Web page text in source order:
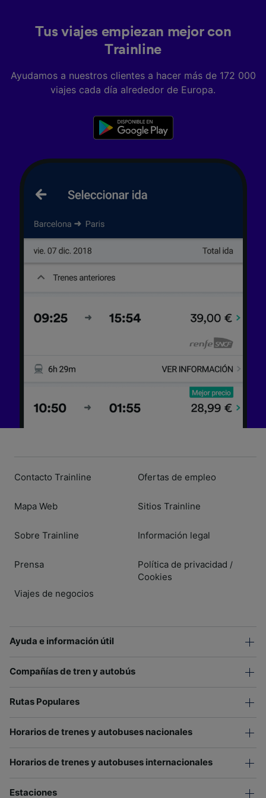
Tus viajes empiezan mejor con
Trainline
Ayudamos a nuestros clientes a hacer más de 172 000
viajes cada día alrededor de Europa.
Contacto Trainline
Mapa Web
Sobre Trainline
Prensa
Viajes de negocios
Ofertas de empleo
Sitios Trainline
Información legal
Política de privacidad /
Cookies
Ayuda e información útil
Compañías de tren y autobús
Rutas Populares
Horarios de trenes y autobuses nacionales
Horarios de trenes y autobuses internacionales
Estaciones